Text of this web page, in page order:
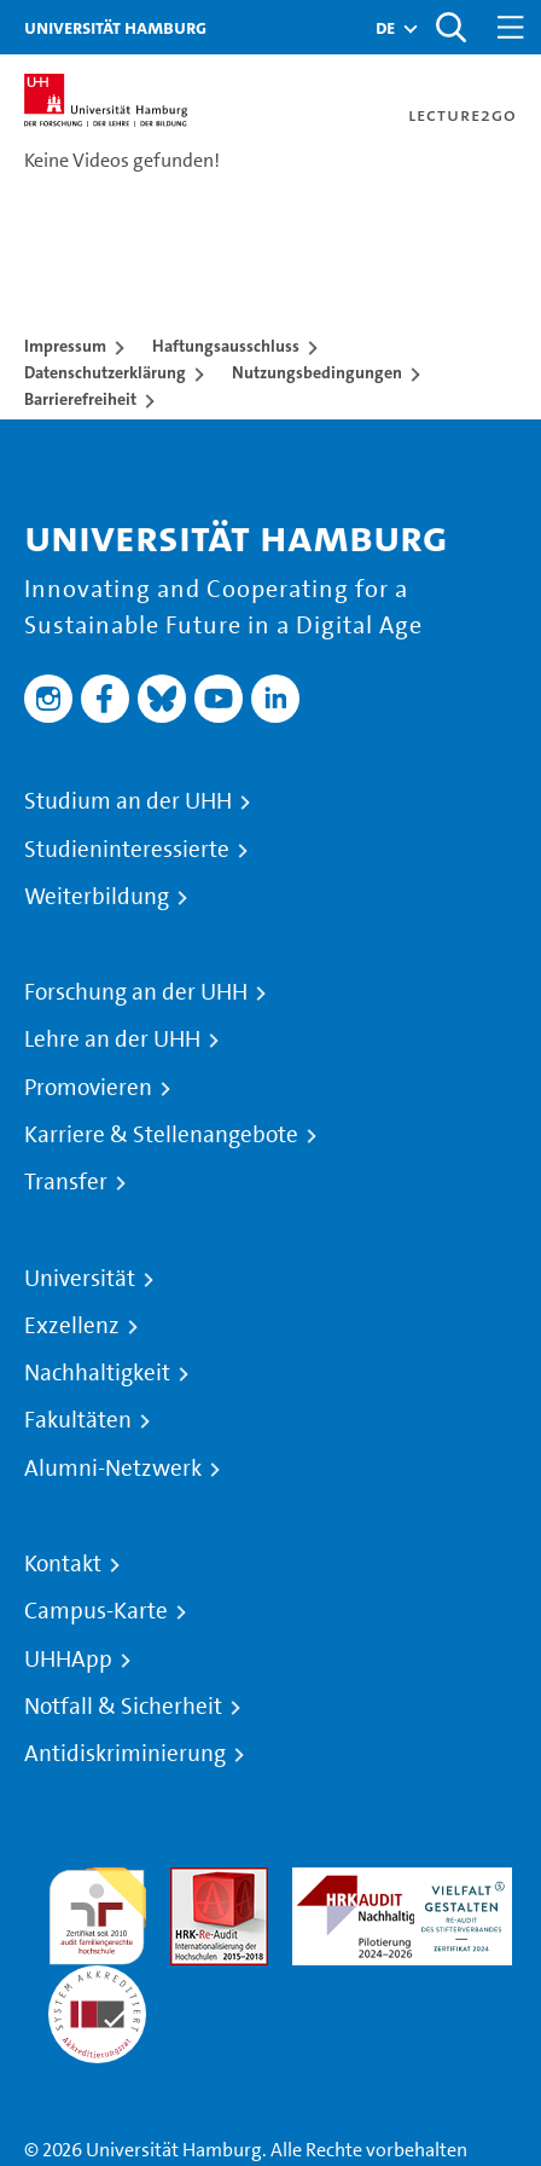
Zur Metanavigation
Zur Hauptnavigation
Zur Suche
Zum Inhalt
Zum Seitenfuss
Universität Hamburg de
Lecture2Go
Keine Videos gefunden!
Impressum
Haftungsausschluss
Datenschutzerklärung
Nutzungsbedingungen
Barrierefreiheit
Universität Hamburg
Innovating and Cooperating for a
Sustainable Future in a Digital Age
Studium an der UHH
Studieninteressierte
Weiterbildung
Forschung an der UHH
Lehre an der UHH
Promovieren
Karriere & Stellenangebote
Transfer
Universität
Exzellenz
Nachhaltigkeit
Fakultäten
Alumni-Netzwerk
Kontakt
Campus-Karte
UHHApp
Notfall & Sicherheit
Antidiskriminierung
© 2026 Universität Hamburg. Alle Rechte vorbehalten